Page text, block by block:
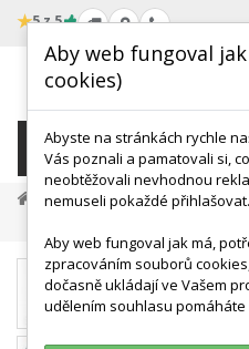
★5 z 5
KATEGORIE
Anatomické Modely
Aby web fungoval
cookies)
Abyste na stránkách rychle
Vás poznali a pamatovali si,
neobtěžovali nevhodnou
nemuseli pokaždé přihlašovat.
Aby web fungoval jak má,
zpracováním souborů
dočasně ukládají ve Vašem
udělením souhlasu